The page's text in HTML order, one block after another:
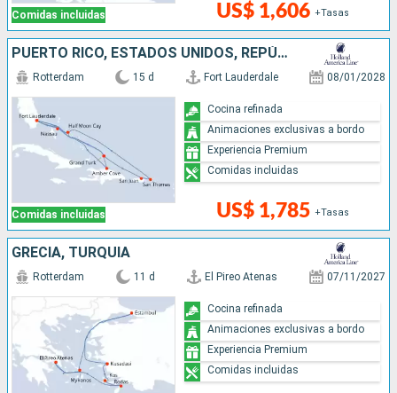
Comidas incluidas US$ 1,606 +Tasas
PUERTO RICO, ESTADOS UNIDOS, REPÚBLICA DOMINICANA, BAHAMAS
Comidas incluidas
Rotterdam 15 d Fort Lauderdale 08/01/2028
US$ 1,785 +Tasas
Cocina refinada
Animaciones exclusivas a bordo
Experiencia Premium
Comidas incluidas
GRECIA, TURQUÍA
Rotterdam 11 d El Pireo Atenas 07/11/2027
Cocina refinada
Animaciones exclusivas a bordo
Experiencia Premium
Comidas incluidas